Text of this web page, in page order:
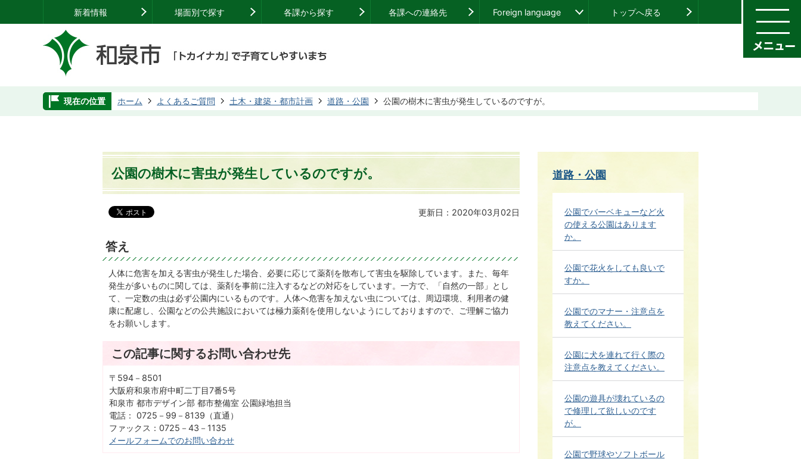
新着情報 場面別で探す 各課から探す 各課への連絡先 Foreign language トップへ戻る
現在の位置 ホーム よくあるご質問 土木・建築・都市計画 道路・公園 公園の樹木に害虫が発生しているのですが。
公園の樹木に害虫が発生しているのですが。
更新日：2020年03月02日
答え
人体に危害を加える害虫が発生した場合、必要に応じて薬剤を散布して害虫を駆除しています。また、毎年
発生が多いものに関しては、薬剤を事前に注入するなどの対応をしています。一方で、「自然の一部」とし
て、一定数の虫は必ず公園内にいるものです。人体へ危害を加えない虫については、周辺環境、利用者の健
康に配慮し、公園などの公共施設においては極力薬剤を使用しないようにしておりますので、ご理解ご協力
をお願いします。
この記事に関するお問い合わせ先
〒594－8501
大阪府和泉市府中町二丁目7番5号
和泉市 都市デザイン部 都市整備室 公園緑地担当
電話： 0725－99－8139（直通）
ファックス：0725－43－1135
メールフォームでのお問い合わせ
道路・公園
公園でバーベキューなど火
の使える公園はあります
か。
公園で花火をしても良いで
すか。
公園でのマナー・注意点を
教えてください。
公園に犬を連れて行く際の
注意点を教えてください。
公園の遊具が壊れているの
で修理して欲しいのです
が。
公園で野球やソフトボール